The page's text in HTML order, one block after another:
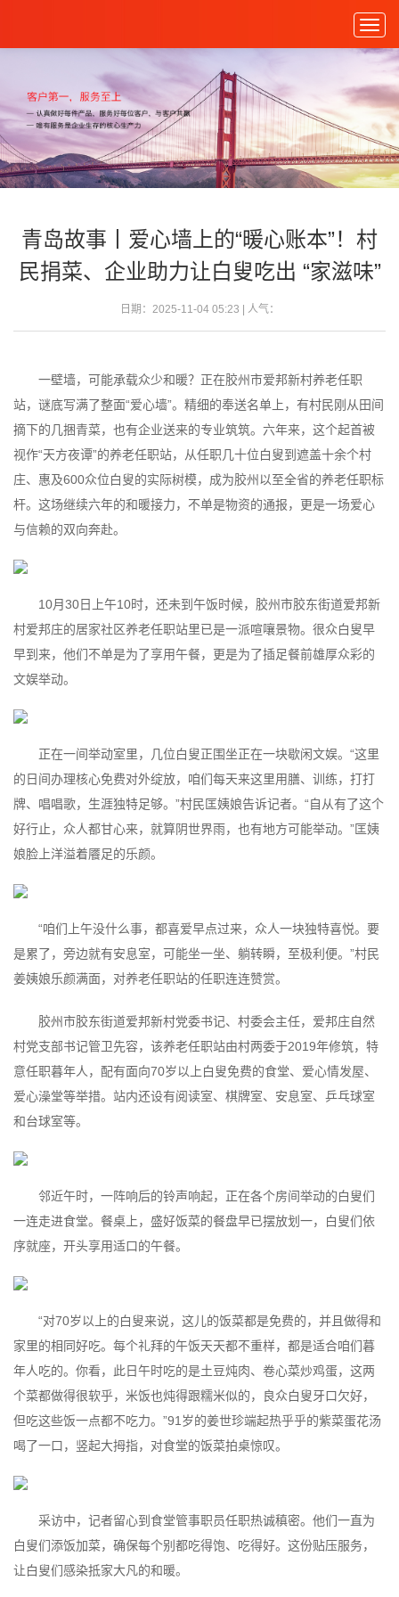
青岛故事丨爱心墙上的“暖心账本”！村
民捐菜、企业助力让白叟吃出 “家滋味”
日期：2025-11-04 05:23 | 人气：
一壁墙，可能承载众少和暖？正在胶州市爱邦新村养老任职
站，谜底写满了整面“爱心墙”。精细的奉送名单上，有村民刚从田间
摘下的几捆青菜，也有企业送来的专业筑筑。六年来，这个起首被
视作“天方夜谭”的养老任职站，从任职几十位白叟到遮盖十余个村
庄、惠及600众位白叟的实际树模，成为胶州以至全省的养老任职标
杆。这场继续六年的和暖接力，不单是物资的通报，更是一场爱心
与信赖的双向奔赴。
10月30日上午10时，还未到午饭时候，胶州市胶东街道爱邦新
村爱邦庄的居家社区养老任职站里已是一派喧嚷景物。很众白叟早
早到来，他们不单是为了享用午餐，更是为了插足餐前雄厚众彩的
文娱举动。
正在一间举动室里，几位白叟正围坐正在一块歇闲文娱。“这里
的日间办理核心免费对外绽放，咱们每天来这里用膳、训练，打打
牌、唱唱歌，生涯独特足够。”村民匡姨娘告诉记者。“自从有了这个
好行止，众人都甘心来，就算阴世界雨，也有地方可能举动。”匡姨
娘脸上洋溢着餍足的乐颜。
“咱们上午没什么事，都喜爱早点过来，众人一块独特喜悦。要
是累了，旁边就有安息室，可能坐一坐、躺转瞬，至极利便。”村民
姜姨娘乐颜满面，对养老任职站的任职连连赞赏。
胶州市胶东街道爱邦新村党委书记、村委会主任，爱邦庄自然
村党支部书记管卫先容，该养老任职站由村两委于2019年修筑，特
意任职暮年人，配有面向70岁以上白叟免费的食堂、爱心情发屋、
爱心澡堂等举措。站内还设有阅读室、棋牌室、安息室、乒乓球室
和台球室等。
邻近午时，一阵响后的铃声响起，正在各个房间举动的白叟们
一连走进食堂。餐桌上，盛好饭菜的餐盘早已摆放划一，白叟们依
序就座，开头享用适口的午餐。
“对70岁以上的白叟来说，这儿的饭菜都是免费的，并且做得和
家里的相同好吃。每个礼拜的午饭天天都不重样，都是适合咱们暮
年人吃的。你看，此日午时吃的是土豆炖肉、卷心菜炒鸡蛋，这两
个菜都做得很软乎，米饭也炖得跟糯米似的，良众白叟牙口欠好，
但吃这些饭一点都不吃力。”91岁的姜世珍端起热乎乎的紫菜蛋花汤
喝了一口，竖起大拇指，对食堂的饭菜拍桌惊叹。
采访中，记者留心到食堂管事职员任职热诚稹密。他们一直为
白叟们添饭加菜，确保每个别都吃得饱、吃得好。这份贴压服务，
让白叟们感染抵家大凡的和暖。